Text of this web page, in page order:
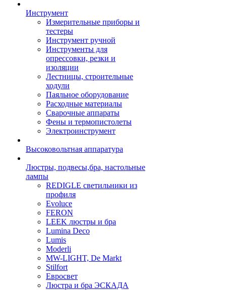
Инструмент
Измерительные приборы и
тестеры
Инструмент ручной
Инструменты для
опрессовки, резки и
изоляции
Лестницы, строительные
ходули
Паяльное оборудование
Расходные материалы
Сварочные аппараты
Фены и термопистолеты
Электроинструмент
Высоковольтная аппаратура
Люстры, подвесы,бра, настольные
лампы
REDIGLE светильники из
профиля
Evoluce
FERON
LEEK люстры и бра
Lumina Deco
Lumis
Moderli
MW-LIGHT, De Markt
Stilfort
Евросвет
Люстра и бра ЭСКАДА